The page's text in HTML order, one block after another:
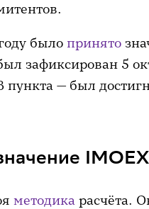
было принято
зафиксирован 5
— был
IMOEX
методика расчёта.